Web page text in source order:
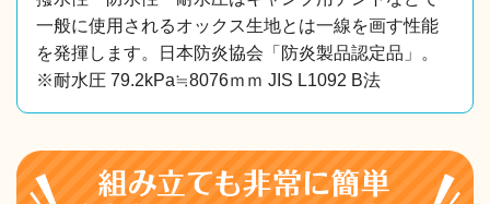
一般に使用されるオックス生地とは一線を画す性能
を発揮します。日本防炎協会「防炎製品認定品」。
※耐水圧 79.2kPa≒8076ｍｍ JIS L1092 B法